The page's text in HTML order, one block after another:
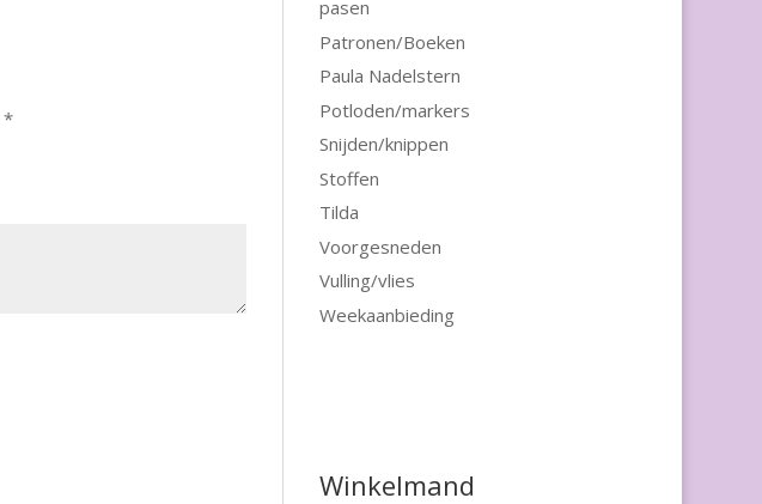
*
pasen
Patronen/Boeken
Paula Nadelstern
Potloden/markers
Snijden/knippen
Stoffen
Tilda
Voorgesneden
Vulling/vlies
Weekaanbieding
Winkelmand